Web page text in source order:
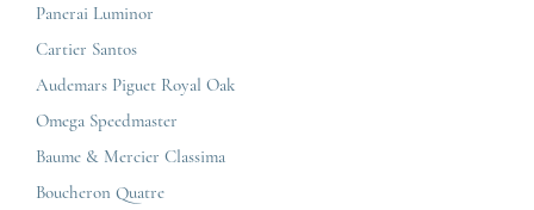
Carrières
Conditions générales de vente
Mentions légales
Politique de confidentialité
Plan du site
Corner Maty Nantes
Corner Maty Strasbourg
Corner Maty Toulouse
Corner Maty Besançon Kennedy
Panerai Luminor
Cartier Santos
Audemars Piguet Royal Oak
Omega Speedmaster
Baume & Mercier Classima
Boucheron Quatre